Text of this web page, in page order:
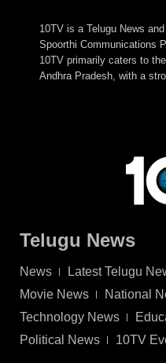
10TV is a Telugu News
Spoorthi Communications
10TV primarily caters to
Andhra Pradesh, with a
Telugu News
News Latest Telugu
Movie News
National
Technology News
Political News
10TV